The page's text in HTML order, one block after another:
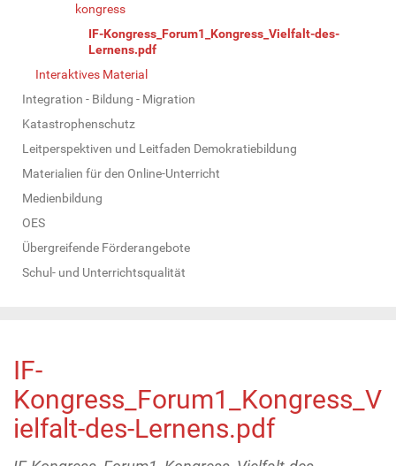
kongress
IF-Kongress_Forum1_Kongress_Vielfalt-des-
Lernens.pdf
Interaktives Material
Integration - Bildung - Migration
Katastrophenschutz
Leitperspektiven und Leitfaden Demokratiebildung
Materialien für den Online-Unterricht
Medienbildung
OES
Übergreifende Förderangebote
Schul- und Unterrichtsqualität
IF-
Kongress_Forum1_Kongress_V
ielfalt-des-Lernens.pdf